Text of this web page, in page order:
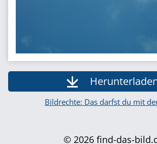
Bildrechte: Das darfst du mit
© 2026 find-das-